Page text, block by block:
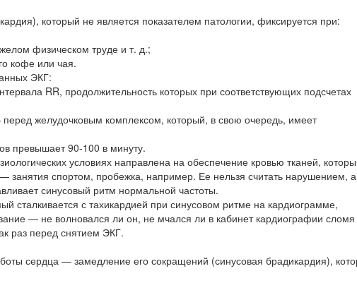
который не является показателем патологии, фиксируется при:
физическом труде и т. д.;
кофе или чая.
ЭКГ:
RR, продолжительность которых при соответствующих подсчетах
желудочковым комплексом, который, в свою очередь, имеет
превышает 90-100 в минуту.
условиях направлена на обеспечение кровью тканей,
спортом, пробежка, например. Ее нельзя считать нарушением,
синусовый ритм нормальной частоты.
сталкивается с тахикардией при синусовом ритме на кардиограмме,
— не волновался ли он, не мчался ли в кабинет кардиографии сломя
раз перед снятием ЭКГ.
сердца — замедление его сокращений (синусовая брадикардия),